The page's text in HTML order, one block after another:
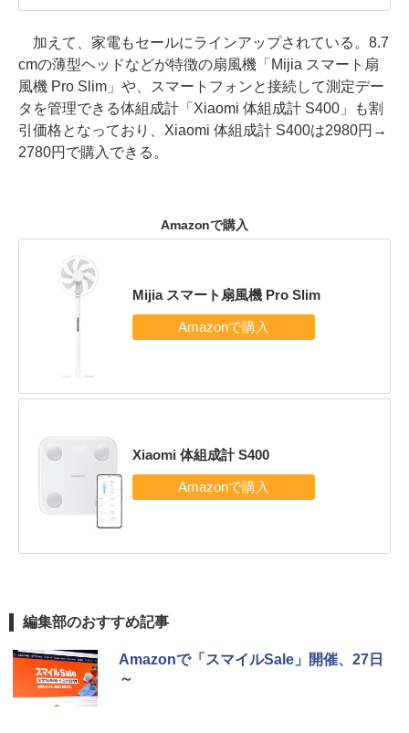
加えて、家電もセールにラインアップされている。8.7
cmの薄型ヘッドなどが特徴の扇風機「Mijia スマート扇
風機 Pro Slim」や、スマートフォンと接続して測定デー
タを管理できる体組成計「Xiaomi 体組成計 S400」も割
引価格となっており、Xiaomi 体組成計 S400は2980円→
2780円で購入できる。
Amazonで購入
Mijia スマート扇風機 Pro Slim
Xiaomi 体組成計 S400
編集部のおすすめ記事
Amazonで「スマイルSale」開催、27日
～